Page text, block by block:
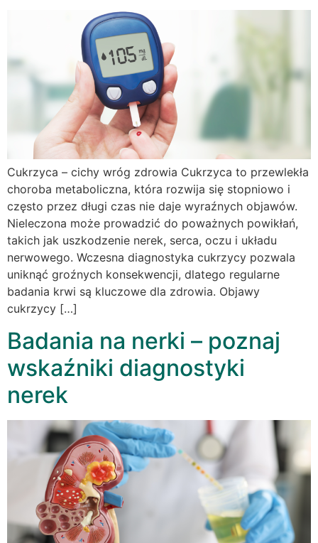
Cukrzyca – cichy wróg zdrowia Cukrzyca to przewlekła
choroba metaboliczna, która rozwija się stopniowo i
często przez długi czas nie daje wyraźnych objawów.
Nieleczona może prowadzić do poważnych powikłań,
takich jak uszkodzenie nerek, serca, oczu i układu
nerwowego. Wczesna diagnostyka cukrzycy pozwala
uniknąć groźnych konsekwencji, dlatego regularne
badania krwi są kluczowe dla zdrowia. Objawy
cukrzycy […]
Badania na nerki – poznaj
wskaźniki diagnostyki
nerek